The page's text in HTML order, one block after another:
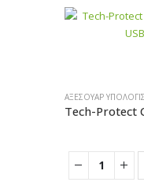
ΑΞΕΣΟΥΆΡ